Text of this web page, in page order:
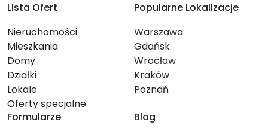
Lista Ofert
Nieruchomości
Mieszkania
Domy
Działki
Lokale
Oferty specjalne
Popularne Lokalizacje
Warszawa
Gdańsk
Wrocław
Kraków
Poznań
Formularze
Blog